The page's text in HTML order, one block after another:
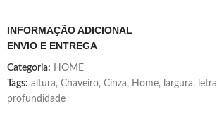
INFORMAÇÃO ADICIONAL
ENVIO E ENTREGA
Categoria: HOME
Tags: altura, Chaveiro, Cinza, Home, largura, letra
profundidade